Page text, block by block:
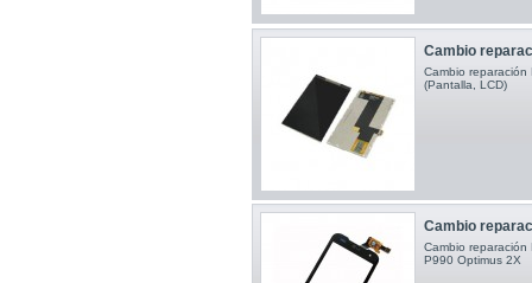
Cambio
Cambio reparación
(Pantalla, LCD)
Cambio
Cambio reparación
P990 Optimus 2X